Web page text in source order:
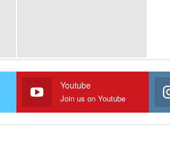
Youtube
Join us on Youtube